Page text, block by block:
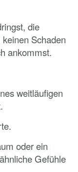
die
Schaden
ankommst.
weitläufigen
oder ein
Gefühle